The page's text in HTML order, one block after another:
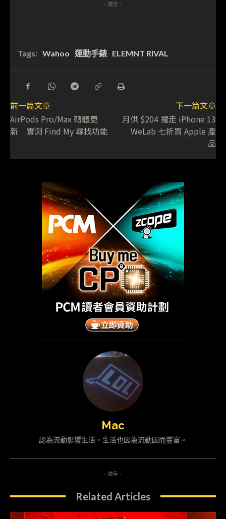
- 廣告 -
Tags: Wahoo 運動手錶 ELEMNT RIVAL
前一篇文章
AirPods Pro/Max 靭體更
新 實測 Find My 尋找功能
下一篇文章
月供 $204 攞走 iPhone 13
WeLab 七折買 Apple 產
品
Mac
認為流動影響生活，生活也因為流動因而豐富。
- 廣告 -
Related Articles